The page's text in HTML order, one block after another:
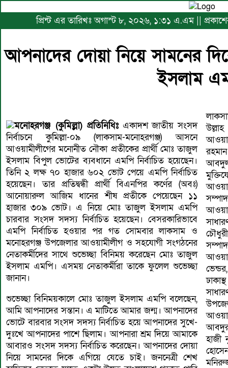
প্রিন্ট এর তারিখঃ অগাস্ট ৮, ২০২৬, ১:৩১ এ.এম ||
আপনাদের দোয়া নিয়ে সামনের
ইসলাম
মনোহরগঞ্জ (কুমিল্লা) প্রতিনিধিঃএকাদশ জাতীয় সংসদ
নির্বাচনে কুমিল্লা-০৯ (লাকসাম-মনোহরগঞ্জ) আসনে
আওয়ামীলীগের মনোনীত নৌকা প্রতীকের প্রার্থী মোঃ তাজুল
ইসলাম বিপুল ভোটের ব্যবধানে এমপি নির্বাচিত হয়েছেন।
তিনি ২ লক্ষ ৭০ হাজার ৬০২ ভোট পেয়ে এমপি নির্বাচিত
হয়েছেন। তার প্রতিদ্বন্ধী প্রার্থী বিএনপির কর্ণের (অবঃ)
আনোয়ারুল আজিম ধানের শীষ প্রতীকে পেয়েছেন ১১
হাজার ৩০৯ ভোট। এ নিয়ে মোঃ তাজুল ইসলাম এমপি
চারবার সংসদ সদস্য নির্বাচিত হয়েছেন। বেসরকারিভাবে
এমপি নির্বাচিত হওয়ার পর গত সোমবার লাকসাম ও
মনোহরগঞ্জ উপজেলার আওয়ামীলীগ ও সহযোগী সংগঠনের
নেতাকর্মীদের সাথে শুভেচ্ছা বিনিময় করেছেন মোঃ তাজুল
ইসলাম এমপি। এসময় নেতাকর্মীরা তাকে ফুলেল শুভেচ্ছা
জানান।
শুভেচ্ছা বিনিময়কালে মোঃ তাজুল ইসলাম এমপি বলেছেন,
আমি আপনাদের সন্তান। এ মাটিতে আমার জন্ম। আপনাদের
ভোটে বারবার সংসদ সদস্য নির্বাচিত হয়ে আপনাদের সুখে-
দুঃখে আপনাদের পাশে ছিলাম। আপনারা শ্রম দিয়ে আমাকে
আবারও সংসদ সদস্য নির্বাচিত করেছেন। আপনাদের দোয়া
নিয়ে সামনের দিকে এগিয়ে যেতে চাই। জননেত্রী শেখ
আবদুল
আবদুর